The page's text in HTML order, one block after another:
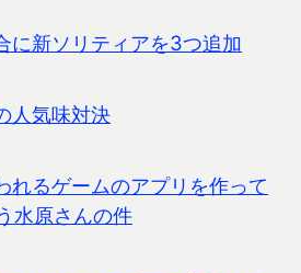
に新ソリティアを3つ追加
人気味対決
れるゲームのアプリを作って
水原さんの件